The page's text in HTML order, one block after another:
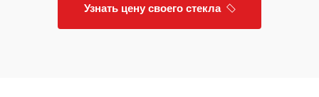
Узнать цену своего стекла